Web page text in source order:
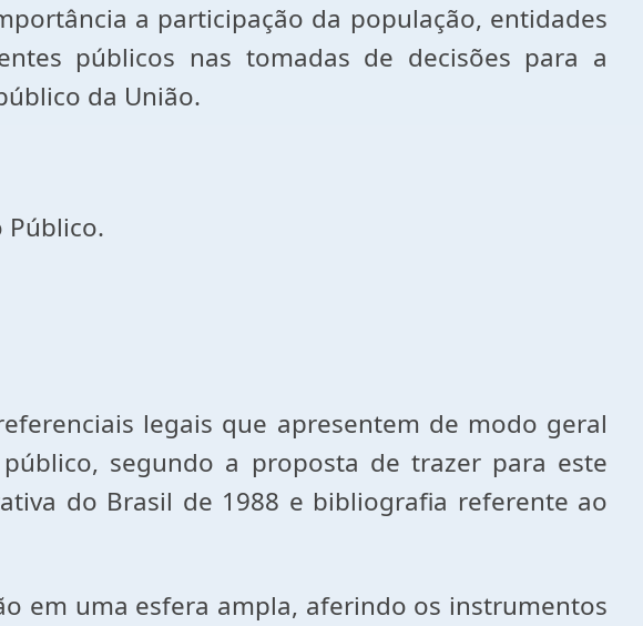
a participação da população, entidades
públicos nas tomadas de decisões para a
da União.
Público.
legais que apresentem de modo geral
segundo a proposta de trazer para este
do Brasil de 1988 e bibliografia referente ao
uma esfera ampla, aferindo os instrumentos